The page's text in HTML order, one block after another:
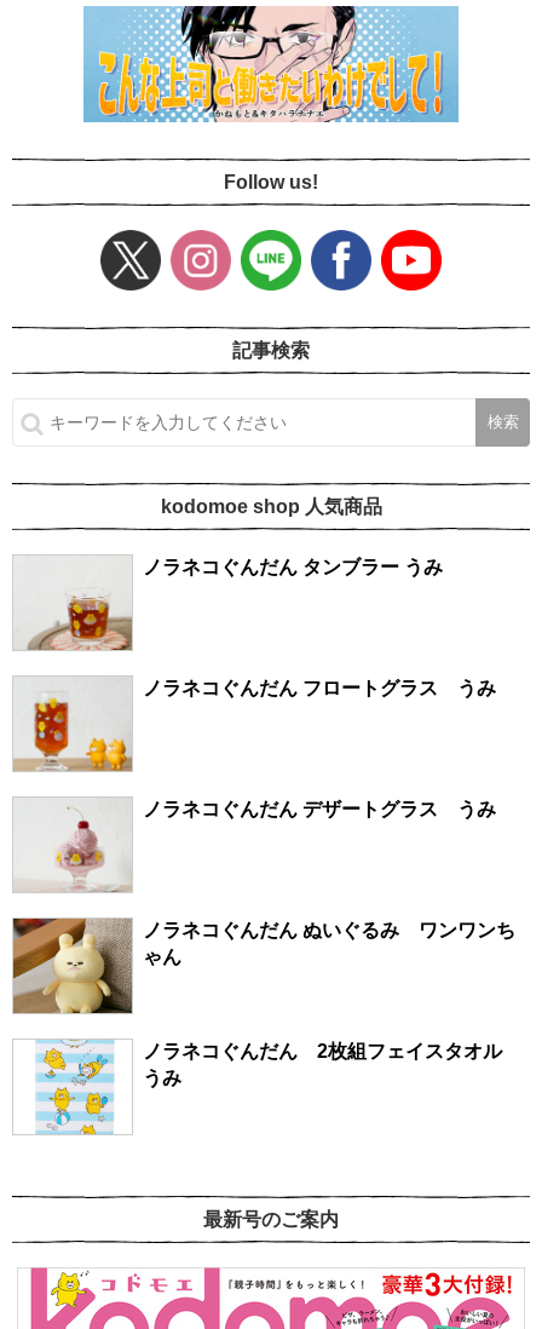
Follow us!
記事検索
kodomoe shop 人気商品
ノラネコぐんだん タンブラー うみ
ノラネコぐんだん フロートグラス うみ
ノラネコぐんだん デザートグラス うみ
ノラネコぐんだん ぬいぐるみ ワンワンち
ゃん
ノラネコぐんだん 2枚組フェイスタオル
うみ
最新号のご案内